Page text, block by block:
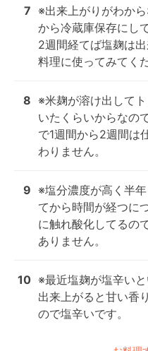
7 ※出来上がりがわか
から冷蔵庫保存にし
2週間経てば塩麹は
料理に使ってみてく
8 ※米麹が溶け出して
いたくらいからなの
で1週間から2週間は
わりません。
9 ※塩分濃度が高く半
てから時間が経つに
に触れ酸化してるの
ありません。
10 ※最近塩麹が塩辛い
出来上がると甘い香
ので塩辛いです。